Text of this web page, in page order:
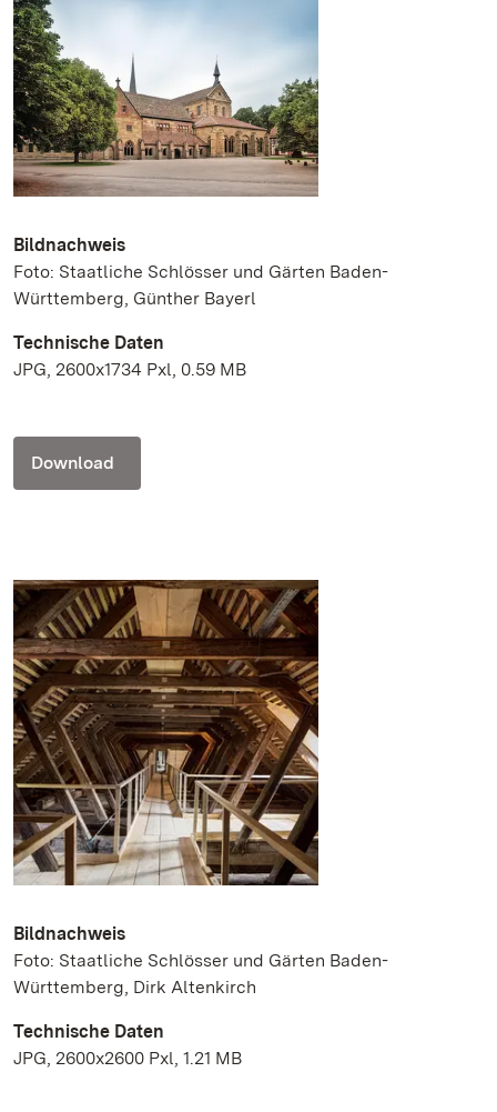
Bildnachweis
Foto: Staatliche Schlösser und Gärten Baden-
Württemberg, Günther Bayerl
Technische Daten
JPG, 2600x1734 Pxl, 0.59 MB
Download
Bildnachweis
Foto: Staatliche Schlösser und Gärten Baden-
Württemberg, Dirk Altenkirch
Technische Daten
JPG, 2600x2600 Pxl, 1.21 MB